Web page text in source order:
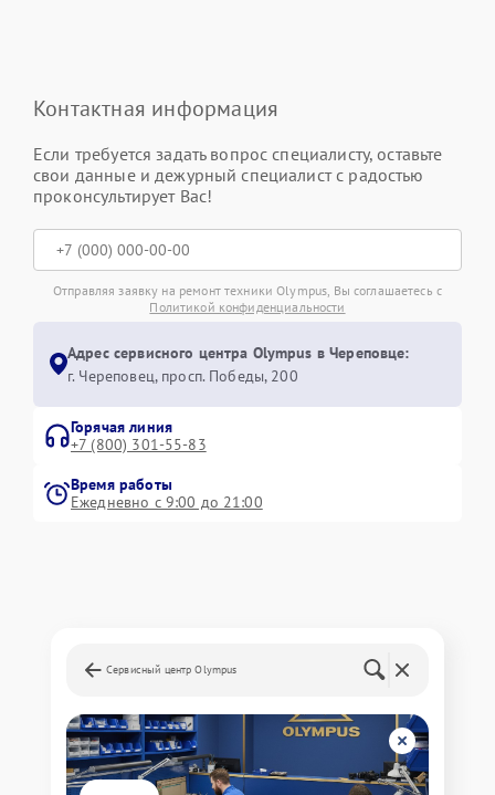
Контактная информация
Если требуется задать вопрос специалисту, оставьте
свои данные и дежурный специалист с радостью
проконсультирует Вас!
Отправляя заявку на ремонт техники Olympus, Вы соглашаетесь с
Политикой конфиденциальности
Адрес сервисного центра Olympus в Череповце:
г. Череповец, просп. Победы, 200
Горячая линия
+7 (800) 301-55-83
Время работы
Ежедневно с 9:00 до 21:00
Сервисный центр Olympus